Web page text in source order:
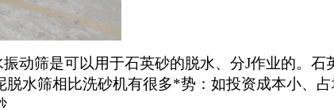
动筛是可以用于石英砂的脱水、分J作业的。
水筛相比洗砂机有很多*势：如投资成本小、